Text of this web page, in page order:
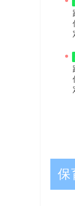
保